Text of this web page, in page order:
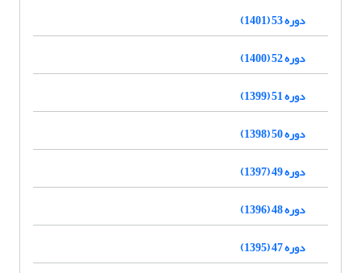
دوره 53 (1401)
دوره 52 (1400)
دوره 51 (1399)
دوره 50 (1398)
دوره 49 (1397)
دوره 48 (1396)
دوره 47 (1395)